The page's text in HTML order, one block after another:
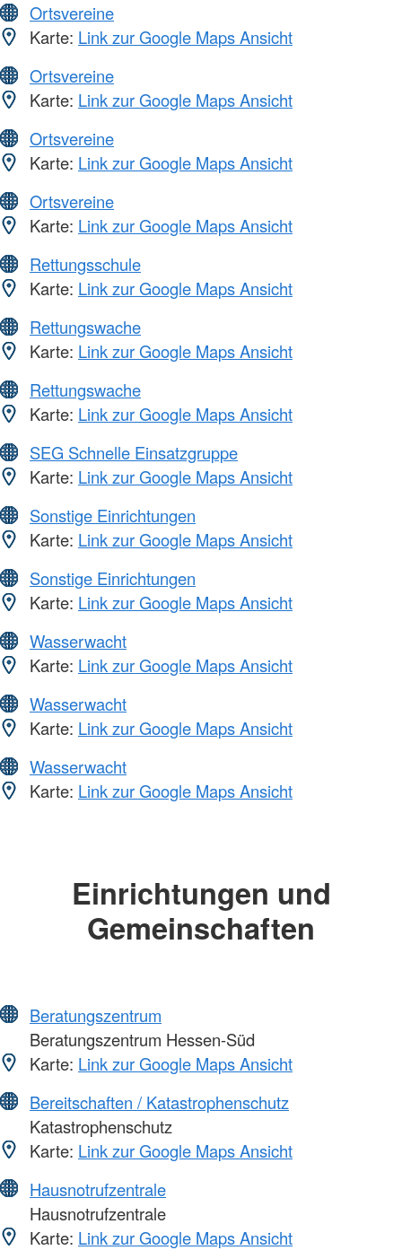
Ortsvereine
Karte: Link zur Google Maps Ansicht
Ortsvereine
Karte: Link zur Google Maps Ansicht
Ortsvereine
Karte: Link zur Google Maps Ansicht
Ortsvereine
Karte: Link zur Google Maps Ansicht
Rettungsschule
Karte: Link zur Google Maps Ansicht
Rettungswache
Karte: Link zur Google Maps Ansicht
Rettungswache
Karte: Link zur Google Maps Ansicht
SEG Schnelle Einsatzgruppe
Karte: Link zur Google Maps Ansicht
Sonstige Einrichtungen
Karte: Link zur Google Maps Ansicht
Sonstige Einrichtungen
Karte: Link zur Google Maps Ansicht
Wasserwacht
Karte: Link zur Google Maps Ansicht
Wasserwacht
Karte: Link zur Google Maps Ansicht
Wasserwacht
Karte: Link zur Google Maps Ansicht
Einrichtungen und
Gemeinschaften
Beratungszentrum
Beratungszentrum Hessen-Süd
Karte: Link zur Google Maps Ansicht
Bereitschaften / Katastrophenschutz
Katastrophenschutz
Karte: Link zur Google Maps Ansicht
Hausnotrufzentrale
Hausnotrufzentrale
Karte: Link zur Google Maps Ansicht